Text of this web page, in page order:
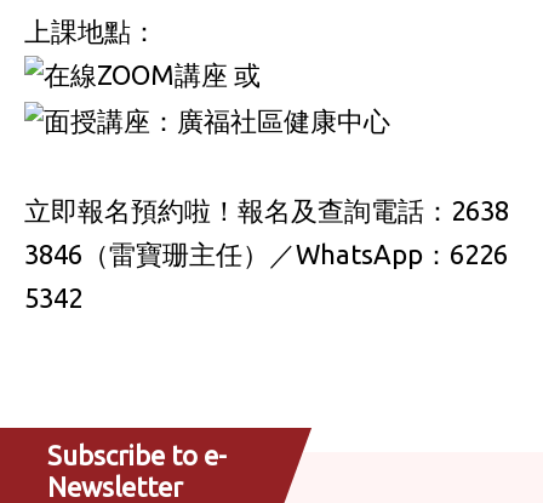
上課地點：
在線ZOOM講座 或
面授講座：廣福社區健康中心
立即報名預約啦！報名及查詢電話：2638
3846（雷寶珊主任）／WhatsApp：6226
5342
Subscribe to e-
Newsletter